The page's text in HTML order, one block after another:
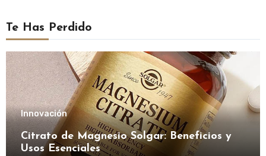
Te Has Perdido
Innovación
Citrato de Magnesio Solgar: Beneficios y
Usos Esenciales